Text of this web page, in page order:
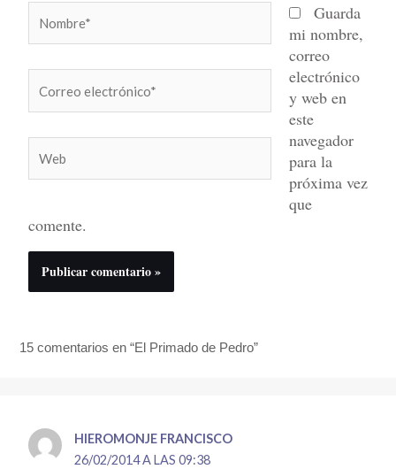
electrónico*
Guarda
mi nombre,
correo
electrónico
y web en
este
navegador
para la
próxima vez
que
comente.
15 comentarios en “El Primado de Pedro”
HIEROMONJE FRANCISCO
26/02/2014 A LAS 09:38